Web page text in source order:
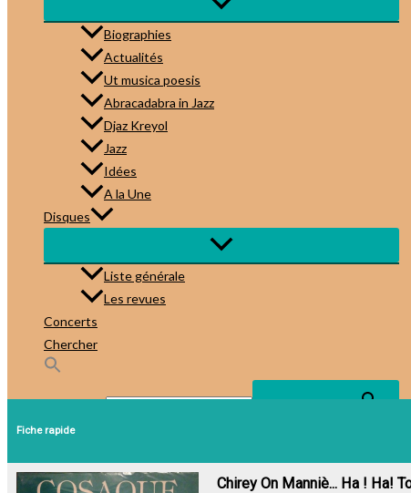
Biographies
Actualités
Ut musica poesis
Abracadabra in Jazz
Djaz Kreyol
Jazz
Idées
A la Une
Disques
Liste générale
Les revues
Concerts
Chercher
Search Button
Fiche rapide
Chirey On Manniè... Ha ! Ha!